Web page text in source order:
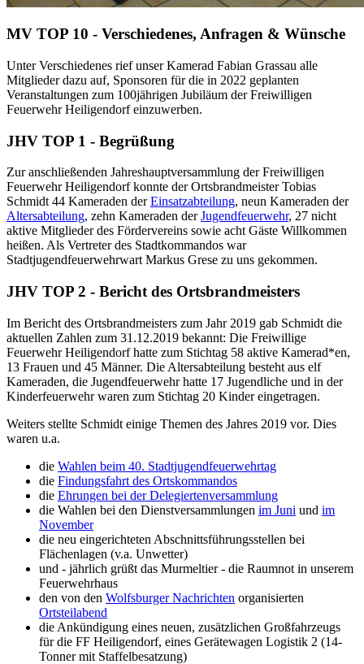
MV TOP 10 - Verschiedenes, Anfragen & Wünsche
Unter Verschiedenes rief unser Kamerad Fabian Grassau alle
Mitglieder dazu auf, Sponsoren für die in 2022 geplanten
Veranstaltungen zum 100jährigen Jubiläum der Freiwilligen
Feuerwehr Heiligendorf einzuwerben.
JHV TOP 1 - Begrüßung
Zur anschließenden Jahreshauptversammlung der Freiwilligen
Feuerwehr Heiligendorf konnte der Ortsbrandmeister Tobias
Schmidt 44 Kameraden derEinsatzabteilung, neun Kameraden der
Altersabteilung, zehn Kameraden derJugendfeuerwehr, 27 nicht
aktive Mitglieder des Fördervereins sowie acht Gäste Willkommen
heißen. Als Vertreter des Stadtkommandos war
Stadtjugendfeuerwehrwart Markus Grese zu uns gekommen.
JHV TOP 2 - Bericht des Ortsbrandmeisters
Im Bericht des Ortsbrandmeisters zum Jahr 2019 gab Schmidt die
aktuellen Zahlen zum 31.12.2019 bekannt: Die Freiwillige
Feuerwehr Heiligendorf hatte zum Stichtag 58 aktive Kamerad*en,
13 Frauen und 45 Männer. Die Altersabteilung besteht aus elf
Kameraden, die Jugendfeuerwehr hatte 17 Jugendliche und in der
Kinderfeuerwehr waren zum Stichtag 20 Kinder eingetragen.
Weiters stellte Schmidt einige Themen des Jahres 2019 vor. Dies
waren u.a.
die Wahlen beim 40. Stadtjugendfeuerwehrtag
die Findungsfahrt des Ortskommandos
die Ehrungen bei der Delegiertenversammlung
die Wahlen bei den Dienstversammlungen im Juni und im
November
die neu eingerichteten Abschnittsführungsstellen bei
Flächenlagen (v.a. Unwetter)
und - jährlich grüßt das Murmeltier - die Raumnot in unserem
Feuerwehrhaus
den von den Wolfsburger Nachrichten organisierten
Ortsteilabend
die Ankündigung eines neuen, zusätzlichen Großfahrzeugs
für die FF Heiligendorf, eines Gerätewagen Logistik 2 (14-
Tonner mit Staffelbesatzung)